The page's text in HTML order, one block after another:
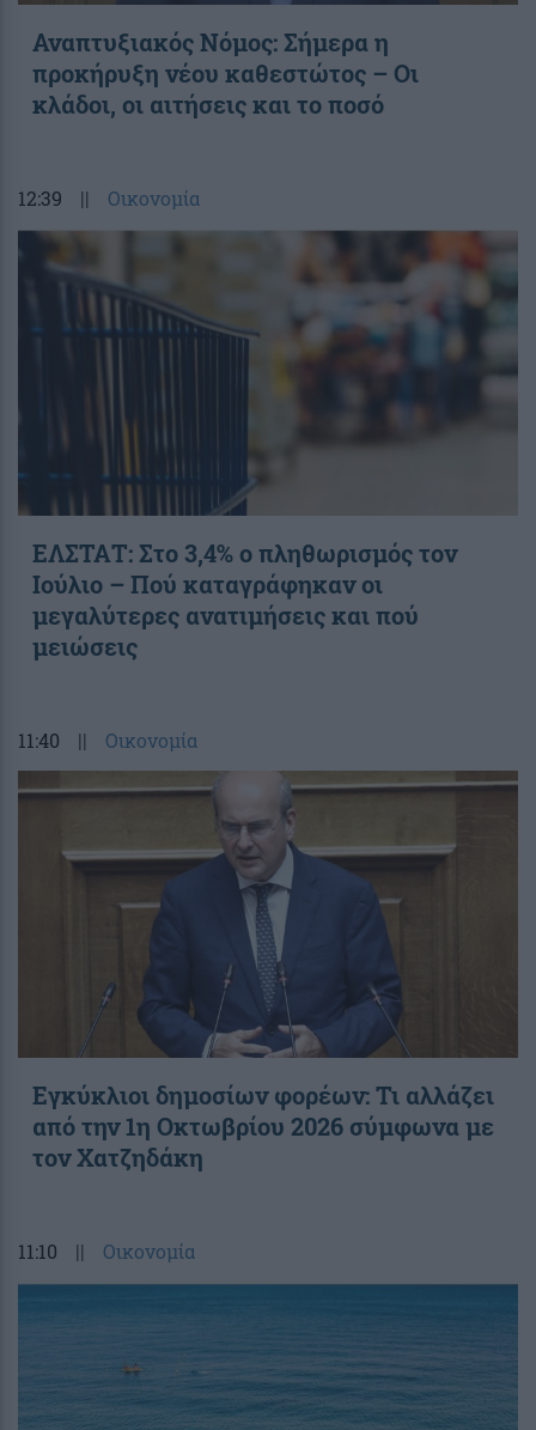
Αναπτυξιακός Νόμος: Σήμερα η
προκήρυξη νέου καθεστώτος – Οι
κλάδοι, οι αιτήσεις και το ποσό
12:39 || Οικονομία
ΕΛΣΤΑΤ: Στο 3,4% ο πληθωρισμός τον
Ιούλιο – Πού καταγράφηκαν οι
μεγαλύτερες ανατιμήσεις και πού
μειώσεις
11:40 || Οικονομία
Εγκύκλιοι δημοσίων φορέων: Τι αλλάζει
από την 1η Οκτωβρίου 2026 σύμφωνα με
τον Χατζηδάκη
11:10 || Οικονομία